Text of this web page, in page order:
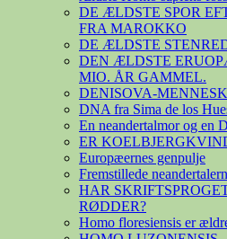
DE ÆLDSTE SPOR
FRA MAROKKO
DE ÆLDSTE
DEN ÆLDSTE
MIO. ÅR GAMMEL.
DENISOVA-
DNA fra Sima de los
En neandertalmor og en
ER
Europæernes genpulje
Fremstillede
HAR
RØDDER?
Homo floresiensis er